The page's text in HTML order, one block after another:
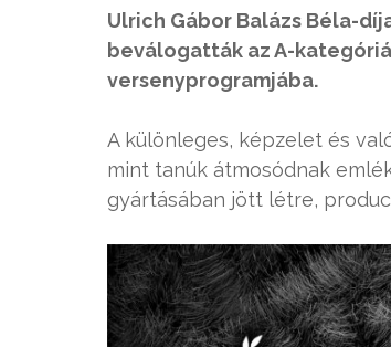
Ulrich Gábor Balázs Béla-
beválogatták az A-
versenyprogramjába.
A különleges, képzelet és
mint tanúk átmosódnak
gyártásában jött létre,